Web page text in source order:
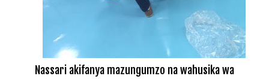
Nassari akifanya mazungumzo na wahusika wa